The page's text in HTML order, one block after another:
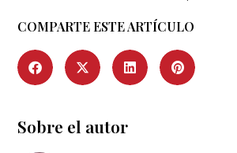
COMPARTE ESTE ARTÍCULO
Sobre el autor